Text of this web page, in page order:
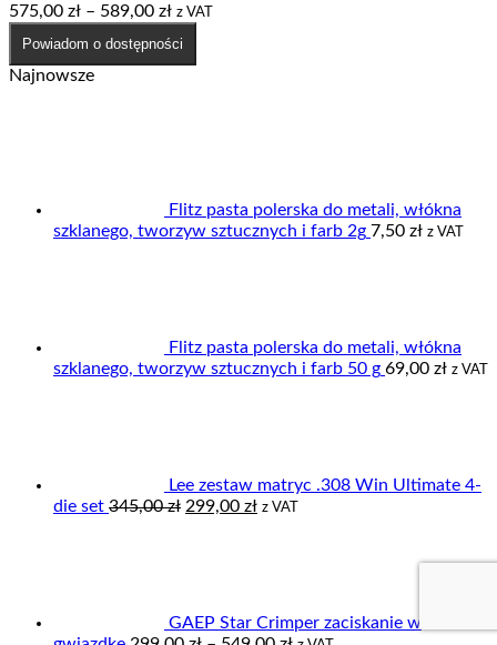
575,00 zł – 589,00 złZakres
od
z VAT
Powiadom o dostępności
Najnowsze
Flitz pasta polerska do metali, włókna
szklanego, tworzyw sztucznych i farb 2g 7,50 zł z VAT
Flitz pasta polerska do metali, włókna
szklanego, tworzyw sztucznych i farb 50 g 69,00 zł z VAT
Lee zestaw matryc .308 Win Ultimate 4-
die set 345,00zł Pierwotna
299,00 złAktualna
z VAT
GAEP Star Crimper zaciskanie w